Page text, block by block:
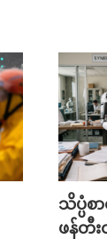
သိပ္ပံစ
ဖန်တီ